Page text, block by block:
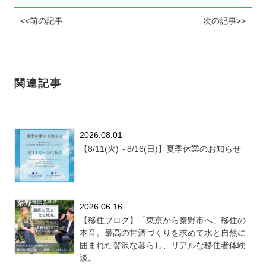
<<前の記事 次の記事>>
関連記事
2026.08.01
【8/11(火)～8/16(日)】夏季休業のお知らせ
2026.06.16
【移住ブログ】「東京から秦野市へ」移住の
本音。最高の甘酒づくりを求めて水と自然に
囲まれた贅沢な暮らし、リアルな移住者体験
談。